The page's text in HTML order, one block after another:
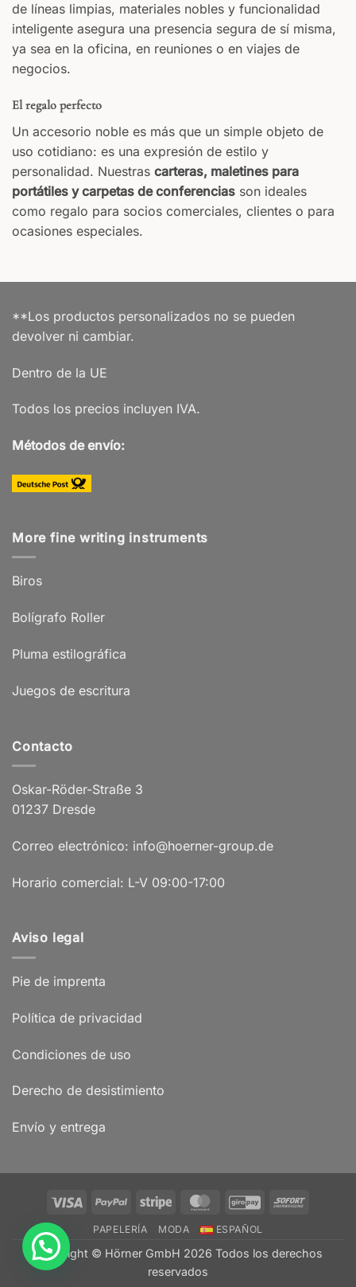
de líneas limpias, materiales nobles y funcionalidad
inteligente asegura una presencia segura de sí misma,
ya sea en la oficina, en reuniones o en viajes de
negocios.
El regalo perfecto
Un accesorio noble es más que un simple objeto de
uso cotidiano: es una expresión de estilo y
personalidad. Nuestras carteras, maletines para
portátiles y carpetas de conferencias son ideales
como regalo para socios comerciales, clientes o para
ocasiones especiales.
**Los productos personalizados no se pueden
devolver ni cambiar.
Dentro de la UE
Todos los precios incluyen IVA.
Métodos de envío:
More fine writing instruments
Biros
Bolígrafo Roller
Pluma estilográfica
Juegos de escritura
Contacto
Oskar-Röder-Straße 3
01237 Dresde
Correo electrónico: info@hoerner-group.de
Horario comercial: L-V 09:00-17:00
Aviso legal
Pie de imprenta
Política de privacidad
Condiciones de uso
Derecho de desistimiento
Envío y entrega
Visa PayPal Stripe MasterCardGiroPaySofort
PAPELERÍA MODA ESPAÑOL
Copyright © Hörner GmbH 2026 Todos los derechos
reservados